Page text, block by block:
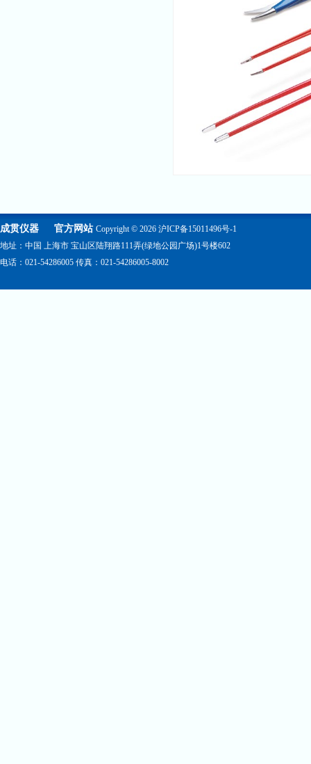
成贯仪器 官方网站 Copyright © 2026 沪ICP备15011496号-1
地址：中国 上海市 宝山区陆翔路111弄(绿地公园广场)1号楼602
电话：021-54286005 传真：021-54286005-8002